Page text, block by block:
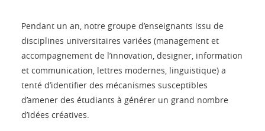
Pendant un an, notre groupe d’enseignants issu de
disciplines universitaires variées (management et
accompagnement de l’innovation, designer, information
et communication, lettres modernes, linguistique) a
tenté d’identifier des mécanismes susceptibles
d’amener des étudiants à générer un grand nombre
d’idées créatives.